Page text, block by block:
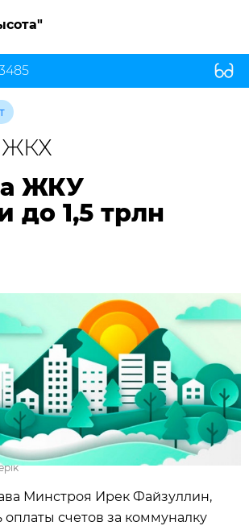
ЖКХ
ЖКУ
до 1,5 трлн
Минстроя Ирек Файзуллин,
счетов за коммуналку